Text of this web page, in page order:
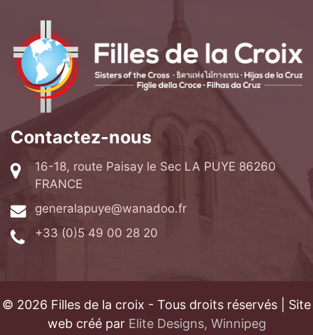
Contactez-nous
16-18, route Paisay le Sec LA PUYE 86260
FRANCE
generalapuye@wanadoo.fr
+33 (0)5 49 00 28 20
© 2026 Filles de la croix - Tous droits réservés | Site
web créé par Elite Designs, Winnipeg